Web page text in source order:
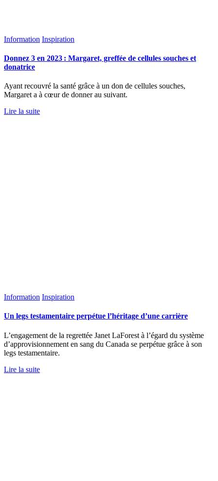
Information Inspiration
Donnez 3 en 2023 : Margaret, greffée de cellules souches et
donatrice
Ayant recouvré la santé grâce à un don de cellules souches,
Margaret a à cœur de donner au suivant.
Lire la suite
Information Inspiration
Un legs testamentaire perpétue l’héritage d’une carrière
L’engagement de la regrettée Janet LaForest à l’égard du système
d’approvisionnement en sang du Canada se perpétue grâce à son
legs testamentaire.
Lire la suite